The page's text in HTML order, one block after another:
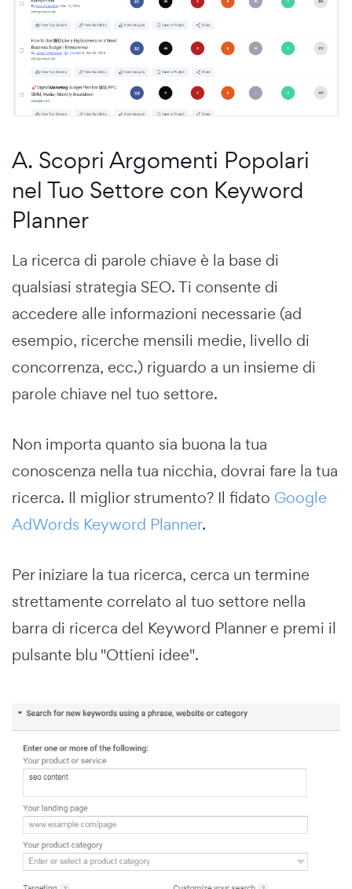
A. Scopri Argomenti Popolari
nel Tuo Settore con Keyword
Planner
La ricerca di parole chiave è la base di
qualsiasi strategia SEO. Ti consente di
accedere alle informazioni necessarie (ad
esempio, ricerche mensili medie, livello di
concorrenza, ecc.) riguardo a un insieme di
parole chiave nel tuo settore.
Non importa quanto sia buona la tua
conoscenza nella tua nicchia, dovrai fare la tua
ricerca. Il miglior strumento? Il fidato Google
AdWords Keyword Planner.
Per iniziare la tua ricerca, cerca un termine
strettamente correlato al tuo settore nella
barra di ricerca del Keyword Planner e premi il
pulsante blu "Ottieni idee".